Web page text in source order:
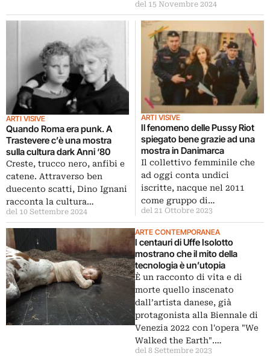
del 15 Novembre 2024
ARTI VISIVE
Quando Roma era punk. A
Trastevere c’è una mostra
sulla cultura dark Anni ‘80
Creste, trucco nero, anfibi e
catene. Attraverso ben
duecento scatti, Dino Ignani
racconta la cultura…
del 10 Settembre 2024
ARTI VISIVE
Il fenomeno delle Pussy Riot
spiegato bene grazie ad una
mostra in Danimarca
Il collettivo femminile che
ad oggi conta undici
iscritte, nacque nel 2011
come gruppo di…
del 21 Ottobre 2023
ARTE CONTEMPORANEA
I centauri di Uffe Isolotto
mostrano che il mito della
tecnologia è un’utopia
È un racconto di vita e di
morte quello inscenato
dall’artista danese, già
protagonista alla Biennale di
Venezia 2022 con l'opera "We
Walked the Earth".…
del 8 Settembre 2023